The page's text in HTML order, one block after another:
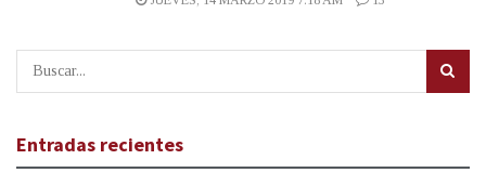
Entradas recientes